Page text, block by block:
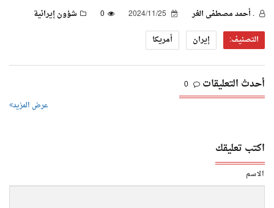
. أحمد مصطفى الغر 0
شؤون إيرانية
التصنيف:
إيران أمريكا
أحدث التعليقات 0
عرض المزيد
اكتب تعليقك
الاسم